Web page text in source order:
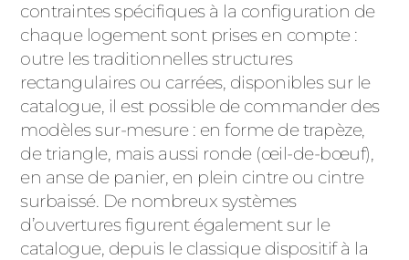
contraintes spécifiques à la configuration de
chaque logement sont prises en compte :
outre les traditionnelles structures
rectangulaires ou carrées, disponibles sur le
catalogue, il est possible de commander des
modèles sur-mesure : en forme de trapèze,
de triangle, mais aussi ronde (œil-de-bœuf),
en anse de panier, en plein cintre ou cintre
surbaissé. De nombreux systèmes
d’ouvertures figurent également sur le
catalogue, depuis le classique dispositif à la